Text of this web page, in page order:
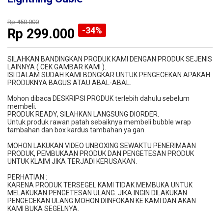
Rp 450.000
Rp 299.000 -34%
SILAHKAN BANDINGKAN PRODUK KAMI DENGAN PRODUK SEJENIS
LAINNYA ( CEK GAMBAR KAMI ).
ISI DALAM SUDAH KAMI BONGKAR UNTUK PENGECEKAN APAKAH
PRODUKNYA BAGUS ATAU ABAL-ABAL.
Mohon dibaca DESKRIPSI PRODUK terlebih dahulu sebelum
membeli.
PRODUK READY, SILAHKAN LANGSUNG DIORDER.
Untuk produk rawan patah sebaiknya membeli bubble wrap
tambahan dan box kardus tambahan ya gan.
MOHON LAKUKAN VIDEO UNBOXING SEWAKTU PENERIMAAN
PRODUK, PEMBUKAAN PRODUK DAN PENGETESAN PRODUK
UNTUK KLAIM JIKA TERJADI KERUSAKAN.
PERHATIAN :
KARENA PRODUK TERSEGEL KAMI TIDAK MEMBUKA UNTUK
MELAKUKAN PENGETESAN ULANG. JIKA INGIN DILAKUKAN
PENGECEKAN ULANG MOHON DIINFOKAN KE KAMI DAN AKAN
KAMI BUKA SEGELNYA.